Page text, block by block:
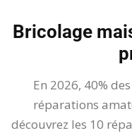
Bricolage
En 2026, 40%
réparations
découvrez les 10